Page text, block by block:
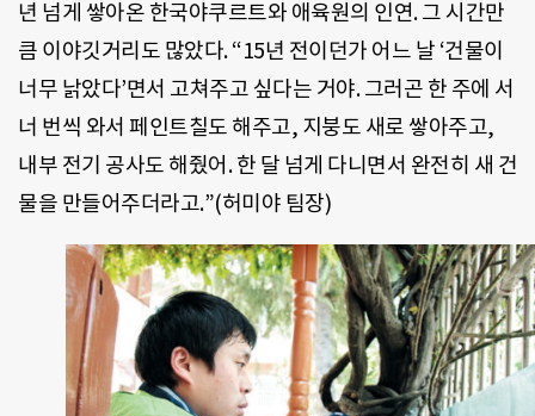
년 넘게 쌓아온 한국야쿠르트와 애육원의 인연. 그 시간만
큼 이야깃거리도 많았다. “15년 전이던가 어느 날 ‘건물이
너무 낡았다’면서 고쳐주고 싶다는 거야. 그러곤 한 주에 서
너 번씩 와서 페인트칠도 해주고, 지붕도 새로 쌓아주고,
내부 전기 공사도 해줬어. 한 달 넘게 다니면서 완전히 새 건
물을 만들어주더라고.”(허미야 팀장)